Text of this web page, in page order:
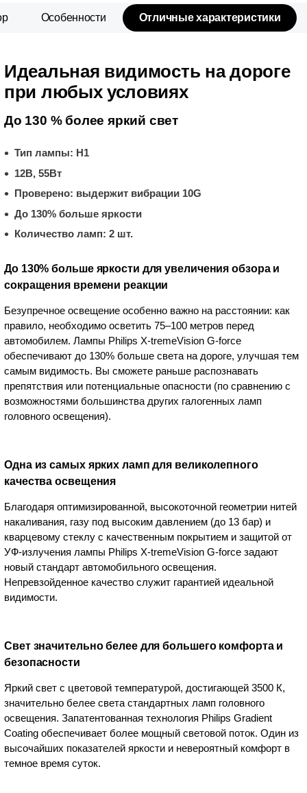
Особенности Отличные характеристики
Идеальная видимость на дороге
при любых условиях
До 130 % более яркий свет
Тип лампы: H1
12В, 55Вт
Проверено: выдержит вибрации 10G
До 130% больше яркости
Количество ламп: 2 шт.
До 130% больше яркости для увеличения обзора и
сокращения времени реакции
Безупречное освещение особенно важно на расстоянии: как
правило, необходимо осветить 75–100 метров перед
автомобилем. Лампы Philips X-tremeVision G-force
обеспечивают до 130% больше света на дороге, улучшая тем
самым видимость. Вы сможете раньше распознавать
препятствия или потенциальные опасности (по сравнению с
возможностями большинства других галогенных ламп
головного освещения).
Одна из самых ярких ламп для великолепного
качества освещения
Благодаря оптимизированной, высокоточной геометрии нитей
накаливания, газу под высоким давлением (до 13 бар) и
кварцевому стеклу с качественным покрытием и защитой от
УФ-излучения лампы Philips X-tremeVision G-force задают
новый стандарт автомобильного освещения.
Непревзойденное качество служит гарантией идеальной
видимости.
Свет значительно белее для большего комфорта и
безопасности
Яркий свет с цветовой температурой, достигающей 3500 К,
значительно белее света стандартных ламп головного
освещения. Запатентованная технология Philips Gradient
Coating обеспечивает более мощный световой поток. Один из
высочайших показателей яркости и невероятный комфорт в
темное время суток.